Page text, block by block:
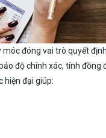
đóng vai trò quyết
độ chính xác, tính đồng
hiện đại giúp: